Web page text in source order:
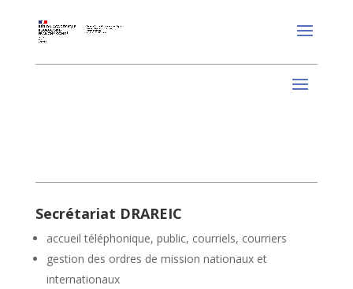
Secrétariat DRAREIC
accueil téléphonique, public, courriels, courriers
gestion des ordres de mission nationaux et
internationaux